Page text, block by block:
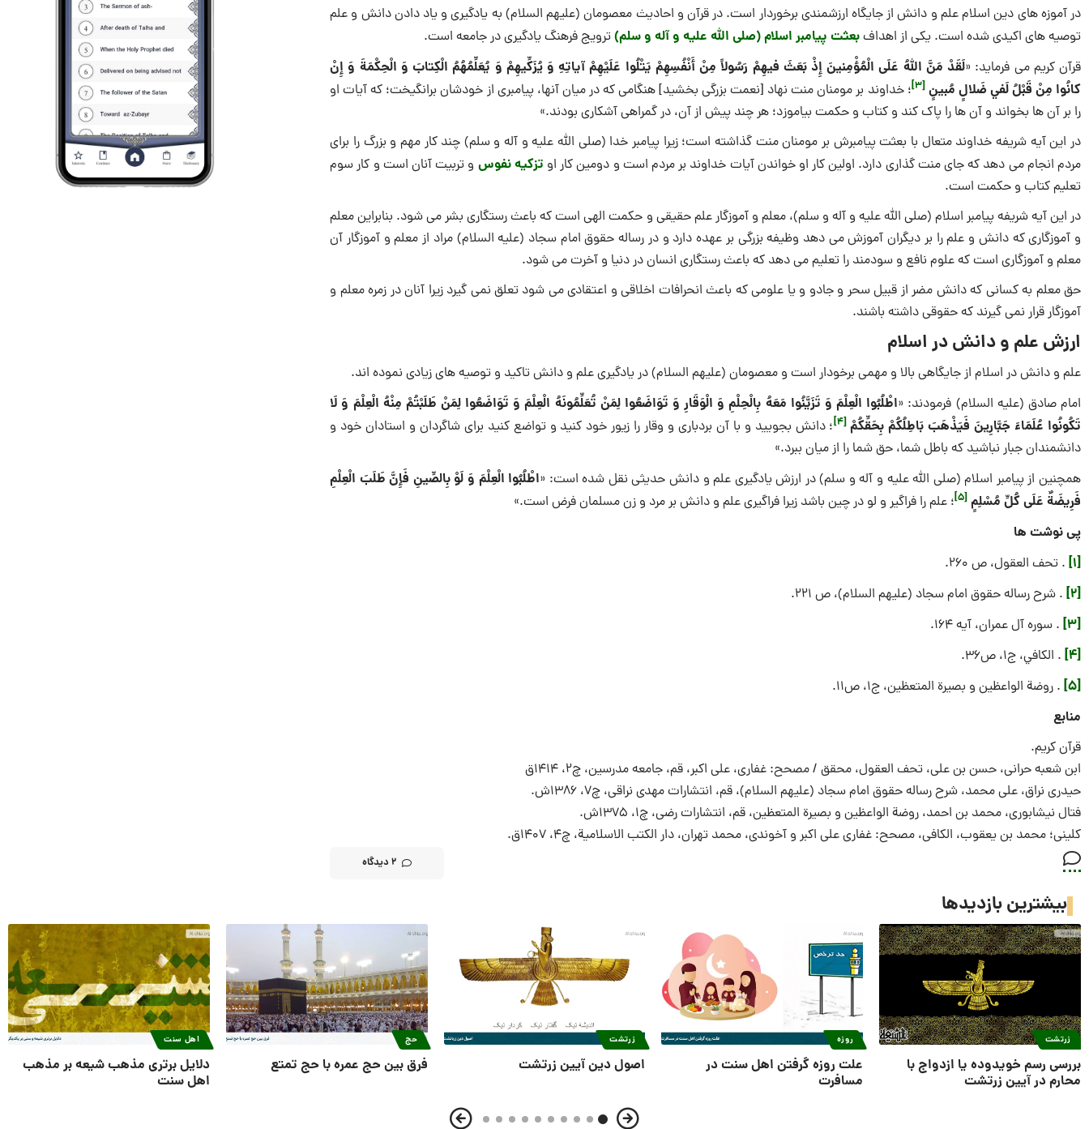
در آموزه های دین اسلام علم و دانش از جایگاه ارزشمندی برخوردار است. در قرآن و احادیث معصومان (علیهم السلام) به یادگیری و یاد دادن دانش و علم
توصیه های اکیدی شده است. یکی از اهدافبعثت پیامبر اسلام (صلی الله علیه و آله و سلم)ترویج فرهنگ یادگیری در جامعه است.
قرآن کریم می فرماید: «لَقَدْ مَنَّ اللَّهُ عَلَى الْمُؤْمِنينَ إِذْ بَعَثَ فيهِمْ رَسُولاً مِنْ أَنْفُسِهِمْ يَتْلُوا عَلَيْهِمْ آياتِهِ وَ يُزَكِّيهِمْ‏ وَ يُعَلِّمُهُمُ الْكِتابَ وَ الْحِكْمَةَ وَ إِنْ
كانُوا مِنْ قَبْلُ لَفي‏ ضَلالٍ مُبينٍ [3]
؛ خداوند بر مومنان منت نهاد [نعمت بزرگى بخشيد] هنگامى كه در ميان آنها، پيامبرى از خودشان برانگيخت؛ كه آيات او
را بر آن ها بخواند و آن ها را پاک كند و كتاب و حكمت بياموزد؛ هر چند پيش از آن، در گمراهى آشكارى بودند.»
در این آیه شریفه خداوند متعال با بعثت پیامبرش بر مومنان منت گذاشته است؛ زیرا پیامبر خدا (صلی الله علیه و آله و سلم) چند کار مهم و بزرگ را برای
مردم انجام می دهد که جای منت گذاری دارد. اولین کار او خواندن آیات خداوند بر مردم است و دومین کار او تزکیه نفوس و تربیت آنان است و کار سوم
تعلیم کتاب و حکمت است.
در این آیه شریفه پیامبر اسلام (صلی الله علیه و آله و سلم)، معلم و آموزگار علم حقیقی و حکمت الهی است که باعث رستگاری بشر می شود. بنابراین معلم
و آموزگاری که دانش و علم را بر دیگران آموزش می دهد وظیفه بزرگی بر عهده دارد و در رساله حقوق امام سجاد (علیه‌ السلام) مراد از معلم و آموزگار آن
معلم و آموزگاری است که علوم نافع و سودمند را تعلیم می دهد که باعث رستگاری انسان در دنیا و آخرت می شود.
حق معلم به کسانی که دانش مضر از قبیل سحر و جادو و یا علومی که باعث انحرافات اخلاقی و اعتقادی می شود تعلق نمی گیرد زیرا آنان در زمره معلم و
آموزگار قرار نمی گیرند که حقوقی داشته باشند.
ارزش علم و دانش در اسلام
علم و دانش در اسلام از جایگاهی بالا و مهمی برخودار است و معصومان (علیهم السلام) در یادگیری علم و دانش تاکید و توصیه های زیادی نموده اند.
امام صادق (علیه‌ السلام) فرمودند: «اطْلُبُوا الْعِلْمَ‏ وَ تَزَيَّنُوا مَعَهُ بِالْحِلْمِ وَ الْوَقَارِ وَ تَوَاضَعُوا لِمَنْ تُعَلِّمُونَهُ الْعِلْمَ وَ تَوَاضَعُوا لِمَنْ طَلَبْتُمْ مِنْهُ الْعِلْمَ وَ لَا
تَكُونُوا عُلَمَاءَ جَبَّارِينَ فَيَذْهَبَ بَاطِلُكُمْ بِحَقِّكُمْ[4]
؛ دانش بجویيد و با آن بردبارى و وقار را زيور خود كنيد و تواضع كنيد براى شاگردان و استادان خود و
دانشمندان جبار نباشيد كه باطل شما، حق شما را از ميان ببرد.»
همچنین از پیامبر اسلام (صلی الله علیه و آله و سلم) در ارزش یادگیری علم و دانش حدیثی نقل شده است: ‏«اطْلُبُوا الْعِلْمَ‏ وَ لَوْ بِالصِّينِ فَإِنَّ طَلَبَ الْعِلْمِ
فَرِيضَةٌ عَلَى كُلِّ مُسْلِمٍ [5] ؛ علم را فراگیر و لو در چین باشد زیرا فراگیری علم و دانش بر مرد و زن مسلمان فرض است.»
پی نوشت ها
[1]
. تحف العقول‏، ص 260.
[2] . شرح رساله حقوق امام سجاد (علیهم السلام)، ص 221.
[3] . سوره آل عمران، آیه 164.
[4] . الكافي، ج1، ص36.
[5] . روضة الواعظين و بصيرة المتعظين، ج1، ص11.
منابع
قرآن کریم.
ابن شعبه حرانی، حسن بن علی، تحف العقول‏، محقق / مصحح: غفارى، على اكبر، قم، جامعه مدرسین، چ2، 1414ق
حیدری نراق، علی محمد، شرح رساله حقوق امام سجاد (علیهم السلام)، قم، انتشارات مهدی نراقی، چ7، 1386ش.
فتال نیشابوری، محمد بن احمد، روضة الواعظين و بصيرة المتعظين، قم، انتشارات رضی، چ1، 1375ش.
کلینی؛ محمد بن يعقوب‏، الكافی، مصحح: غفارى على اكبر و آخوندى، محمد تهران، دار الكتب الاسلامية، چ4، 1407ق.
2 دیدگاه
بیشترین بازدیدها
زرتشت
بررسی رسم خویدوده یا ازدواج با
محارم در آیین زرتشت
روزه
علت روزه گرفتن اهل سنت در
مسافرت
زرتشت
اصول دین آیین زرتشت
حج
فرق بین حج عمره با حج تمتع
اهل سنت
دلایل برتری مذهب شیعه بر مذهب
اهل سنت